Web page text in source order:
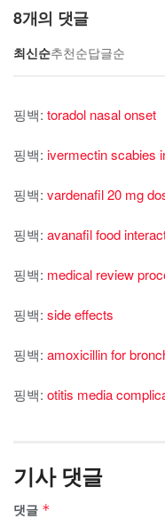
8개의 댓글
최신순추천순답글순
핑백: toradol nasal onset
핑백: ivermectin scabies
핑백: vardenafil 20 mg
핑백: avanafil food
핑백: medical review
핑백: side effects
핑백: amoxicillin for
핑백: otitis media
기사 댓글
댓글 *